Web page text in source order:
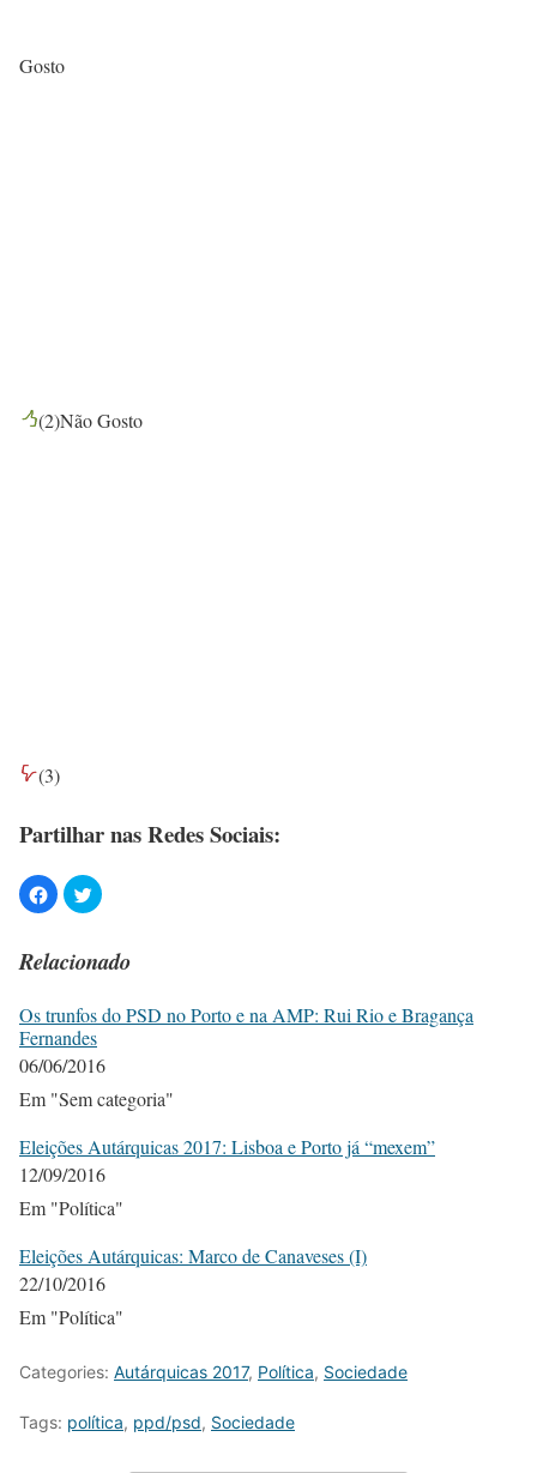
Gosto
(2)Não Gosto
(3)
Partilhar nas Redes Sociais:
Relacionado
Os trunfos do PSD no Porto e na AMP: Rui Rio e Bragança
Fernandes
06/06/2016
Em "Sem categoria"
Eleições Autárquicas 2017: Lisboa e Porto já “mexem”
12/09/2016
Em "Política"
Eleições Autárquicas: Marco de Canaveses (I)
22/10/2016
Em "Política"
Categories: Autárquicas 2017, Política, Sociedade
Tags: política, ppd/psd, Sociedade